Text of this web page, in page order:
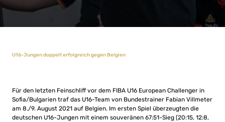
U16-Jungen doppelt erfolgreich gegen Belgien
Für den letzten Feinschliff vor dem FIBA U16 European Challenger in
Sofia/Bulgarien traf das U16-Team von Bundestrainer Fabian Villmeter
am 8./9. August 2021 auf Belgien. Im ersten Spiel überzeugten die
deutschen U16-Jungen mit einem souveränen 67:51-Sieg (20:15, 12:8,